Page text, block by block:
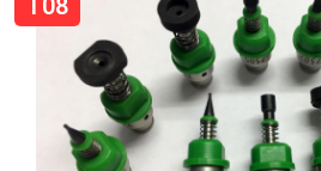
T08